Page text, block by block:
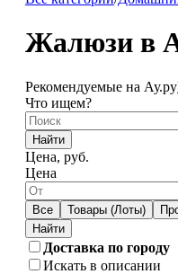
Жалюзи в
Рекомендуемые на Ау.ру
Что ищем?
Найти
Цена, руб.
Цена
Все Товары (Лоты)
Доставка по городу
Искать в описании